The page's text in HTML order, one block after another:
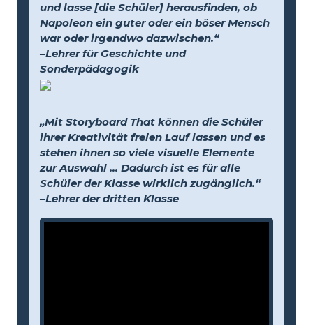
und lasse [die Schüler] herausfinden, ob
Napoleon ein guter oder ein böser Mensch
war oder irgendwo dazwischen.“
–Lehrer für Geschichte und
Sonderpädagogik
„Mit Storyboard That können die Schüler
ihrer Kreativität freien Lauf lassen und es
stehen ihnen so viele visuelle Elemente
zur Auswahl … Dadurch ist es für alle
Schüler der Klasse wirklich zugänglich.“
–Lehrer der dritten Klasse